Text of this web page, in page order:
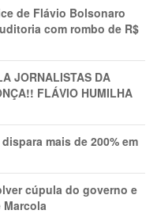
de Flávio Bolsonaro
com rombo de R$
JORNALISTAS DA
FLÁVIO HUMILHA
mais de 200% em
cúpula do governo e